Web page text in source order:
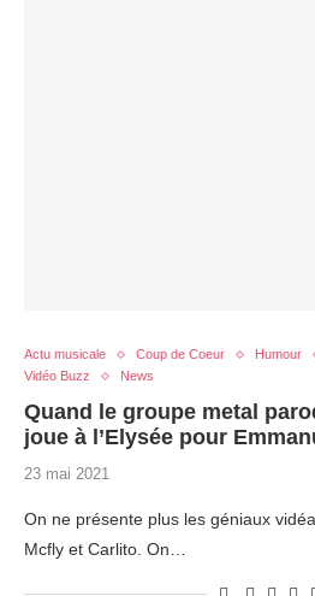
Actu musicale Coup de Coeur Humour
Vidéo Buzz
News
Quand le groupe metal
joue à l’Elysée pour
23 mai 2021
On ne présente plus les géniaux
Mcfly et Carlito. On…